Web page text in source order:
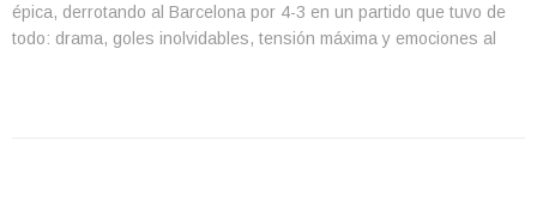
épica, derrotando al Barcelona por 4-3 en un partido que tuvo de
todo: drama, goles inolvidables, tensión máxima y emociones al